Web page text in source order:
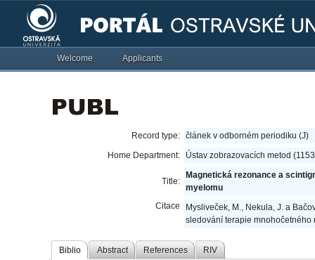
Welcome Applicants
Record type: článek v odborném periodiku (J)
Home Department:
Ústav zobrazovacích metod
Title:
Magnetická rezonance a
myelomu
Citace
Mysliveček, M., Nekula, J. a
sledování terapie mnohočetného
Biblio Abstract References RIV